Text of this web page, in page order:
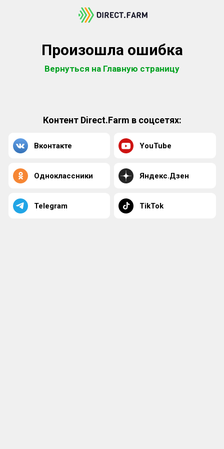
Произошла ошибка
Вернуться на Главную страницу
Контент Direct.Farm в соцсетях:
Вконтакте YouTube
Одноклассники Яндекс.Дзен
Telegram TikTok